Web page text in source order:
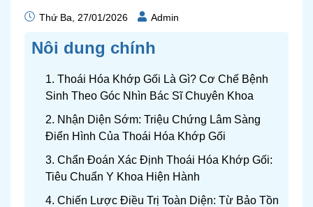
Thứ Ba, 27/01/2026 Admin
Nôi dung chính
1. Thoái Hóa Khớp Gối Là Gì? Cơ Chế Bệnh
Sinh Theo Góc Nhìn Bác Sĩ Chuyên Khoa
2. Nhận Diện Sớm: Triệu Chứng Lâm Sàng
Điển Hình Của Thoái Hóa Khớp Gối
3. Chẩn Đoán Xác Định Thoái Hóa Khớp Gối:
Tiêu Chuẩn Y Khoa Hiện Hành
4. Chiến Lược Điều Trị Toàn Diện: Từ Bảo Tồn